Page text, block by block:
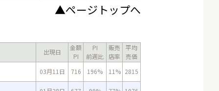
▲ページトップへ
出現日
金額
PI
PI
前週比
販売
店率
平均
売価
03月11日
716 196% 11% 2815